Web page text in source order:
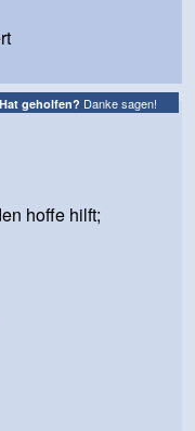
Hat geholfen? Danke sagen!
hoffe hilft;